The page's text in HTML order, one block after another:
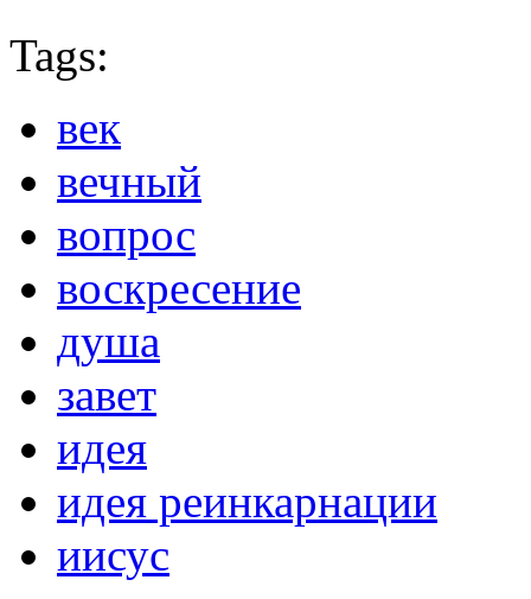
Tags:
век
вечный
вопрос
воскресение
душа
завет
идея
идея реинкарнации
иисус